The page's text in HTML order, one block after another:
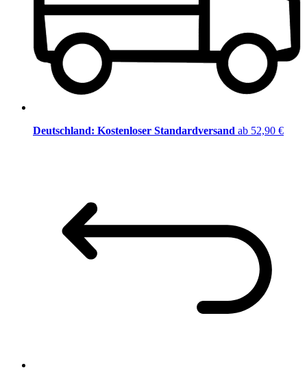
Deutschland: Kostenloser Standardversand ab 52,90 €